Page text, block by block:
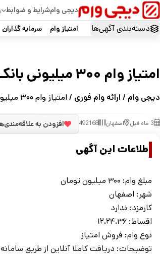
دیجی وامشرایط و ضوابط
دسته‌بندی آگهی‌ها
امتیاز وام سرمایه گذاران
امتیاز وام ۳۰۰ میلیونی بانک رسالت در اصفهان
دیجی وام / ارائه وام فوری / امتیاز وام ۳۰۰ میلیونی بانک رسالت در اصفهان
3 ماه قبل اصفهان 492168 افزودن به
اطلاعات این آگهی
مبلغ وام: ۳۰۰ میلیون تومان
شهر: اصفهان
کارمزد: ندارد
اقساط: ۱۲،۲۴،۳۶
نوع وام: فروش امتیاز
توضیحات: دریافت کاملا آنلاین از طریق